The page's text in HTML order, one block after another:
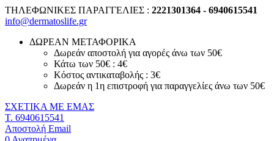
ΤΗΛΕΦΩΝΙΚΕΣ ΠΑΡΑΓΓΕΛΙΕΣ : 2221301364 - 6940615541
info@dermatoslife.gr
ΔΩΡΕΑΝ ΜΕΤΑΦΟΡΙΚΑ
Δωρεάν αποστολή για αγορές άνω των 50€
Κάτω των 50€ : 4€
Κόστος αντικαταβολής : 3€
Δωρεάν η 1η επιστροφή για παραγγελίες άνω των 50€
ΣΧΕΤΙΚΑ ΜΕ ΕΜΑΣ
T. 6940615541
Αποστολή Email